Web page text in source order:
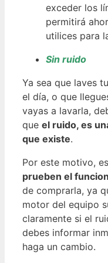
exceder los
permitirá
utilices para
Sin ruido
Ya sea que laves
el día, o que
vayas a lavarla,
que el ruido, es
que existe.
Por este motivo,
prueben el
de comprarla, ya
motor del equipo
claramente si el
debes informar
haga un cambio.